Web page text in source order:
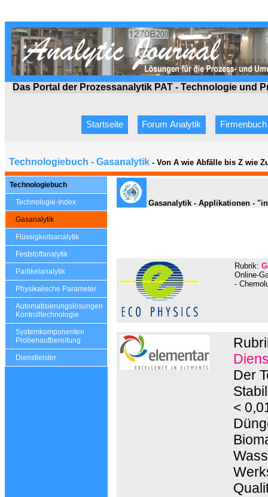
Das Portal der Prozessanalytik PAT - Technologie und
Startseite Forum Analytik Firmenbuch
Technologiebuch - Gasanalytik - Von A wie Abfälle bis Z wie
Technologiebuch
Technologie-Index
Gasanalytik
Flüssigkeitsanalytik
Feststoffanalytik
Partikelanalytik
Physikalische Parameter
Automatisierungslösungen
Kontrolltechnologie
Systemkomponenten
Probenaufbereitung
Dienstleister
Gasanalytik - Applikationen -
Rubrik:
Online-
-
Der
<